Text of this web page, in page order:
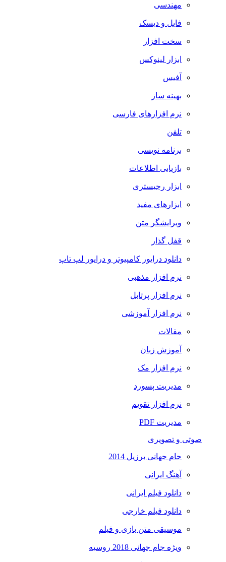
مهندسی
فایل و دیسک
سخت افزار
ابزار لینوکس
آفیس
بهینه ساز
نرم افزارهای فارسی
تلفن
برنامه نویسی
بازیابی اطلاعات
ابزار رجیستری
ابزارهای مفید
ویرایشگر متن
قفل گذار
دانلود درایور کامپیوتر و درایور لپ تاپ
نرم افزار مذهبی
نرم افزار پرتابل
نرم افزار آموزشی
مقالات
آموزش زبان
نرم افزار مک
مدیریت پسورد
نرم افزار تقویم
مدیریت PDF
صوتی و تصویری
جام جهانی برزیل 2014
آهنگ ایرانی
دانلود فیلم ایرانی
دانلود فیلم خارجی
موسیقی متن بازی و فیلم
ویژه جام جهانی 2018 روسیه